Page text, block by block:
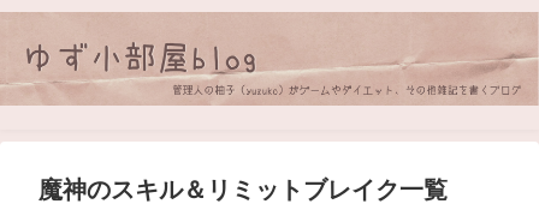
魔神のスキル＆リミットブレイク一覧